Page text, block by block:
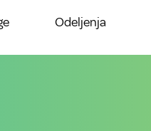
Odeljenja